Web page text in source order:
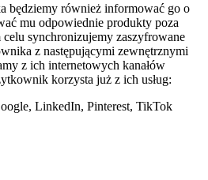
będziemy również informować go o
mu odpowiednie produkty poza
synchronizujemy zaszyfrowane
z następującymi zewnętrznymi
z ich internetowych kanałów
korzysta już z ich usług:
LinkedIn, Pinterest, TikTok